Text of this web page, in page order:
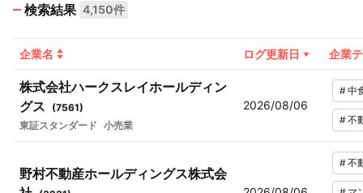
検索結果 4,150件
企業名 ログ更新日 企業
株式会社ハークスレイホールディン
グス
(7561)
東証スタンダード 小売業
2026/08/06
#中
#不
野村不動産ホールディングス株式会
#不